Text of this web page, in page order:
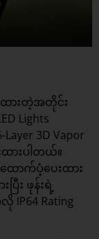
ထားတဲ့အတိုင်း
Lights
3D Vapor
းထားပါတယ်။
ောက်ပံ့ပေးထား
း ဖုန်းရဲ့
IP64 Rating